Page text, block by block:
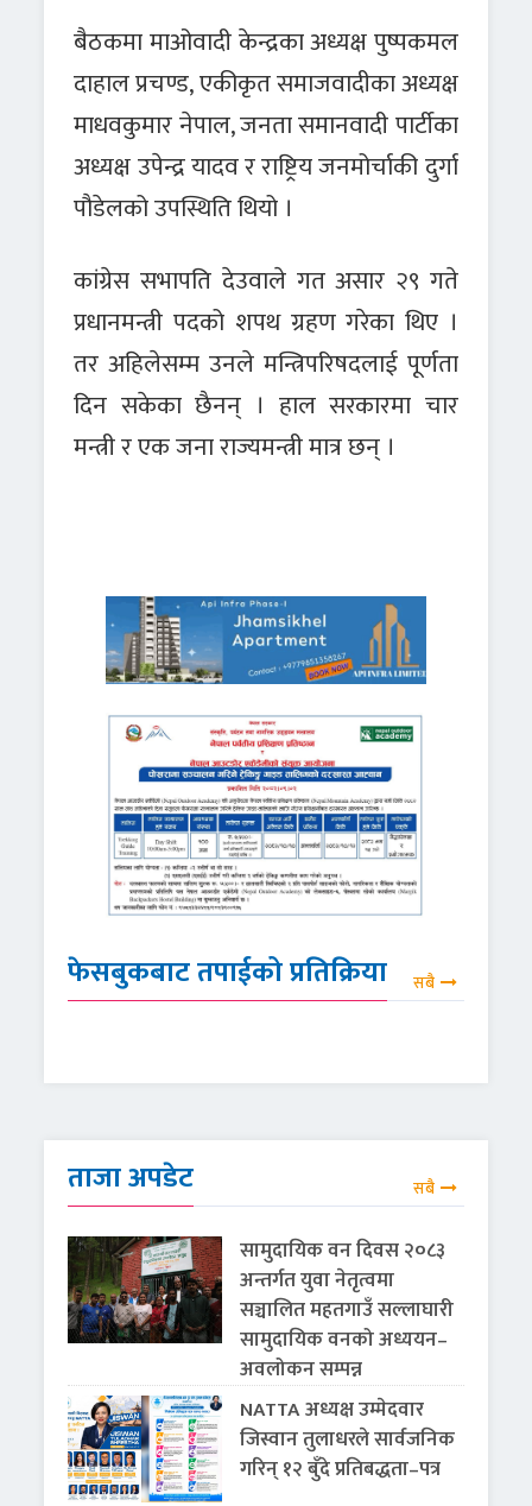
बैठकमा माओवादी केन्द्रका अध्यक्ष पुष्पकमल
दाहाल प्रचण्ड, एकीकृत समाजवादीका अध्यक्ष
माधवकुमार नेपाल, जनता समानवादी पार्टीका
अध्यक्ष उपेन्द्र यादव र राष्ट्रिय जनमोर्चाकी दुर्गा
पौडेलको उपस्थिति थियो ।
कांग्रेस सभापति देउवाले गत असार २९ गते
प्रधानमन्त्री पदको शपथ ग्रहण गरेका थिए ।
तर अहिलेसम्म उनले मन्त्रिपरिषदलाई पूर्णता
दिन सकेका छैनन् । हाल सरकारमा चार
मन्त्री र एक जना राज्यमन्त्री मात्र छन् ।
फेसबुकबाट तपाईको प्रतिक्रिया सबै
ताजा अपडेट सबै
सामुदायिक वन दिवस २०८३
अन्तर्गत युवा नेतृत्वमा
सञ्चालित महतगाउँ सल्लाघारी
सामुदायिक वनको अध्ययन–
अवलोकन सम्पन्न
NATTA अध्यक्ष उम्मेदवार
जिस्वान तुलाधरले सार्वजनिक
गरिन् १२ बुँदे प्रतिबद्धता–पत्र